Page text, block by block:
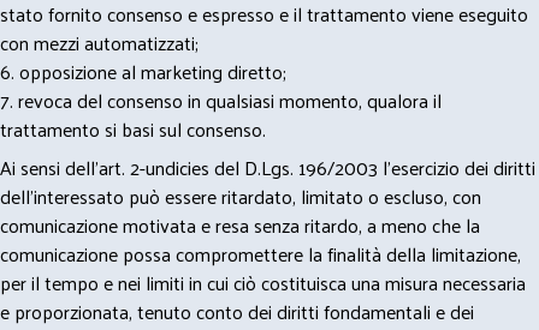
stato fornito consenso e espresso e il trattamento viene eseguito
con mezzi automatizzati;
6. opposizione al marketing diretto;
7. revoca del consenso in qualsiasi momento, qualora il
trattamento si basi sul consenso.
Ai sensi dell’art. 2-undicies del D.Lgs. 196/2003 l’esercizio dei diritti
dell’interessato può essere ritardato, limitato o escluso, con
comunicazione motivata e resa senza ritardo, a meno che la
comunicazione possa compromettere la finalità della limitazione,
per il tempo e nei limiti in cui ciò costituisca una misura necessaria
e proporzionata, tenuto conto dei diritti fondamentali e dei